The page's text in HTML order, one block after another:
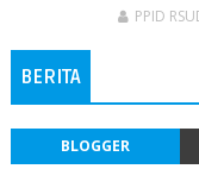
PPID
BERITA
BLOGGER